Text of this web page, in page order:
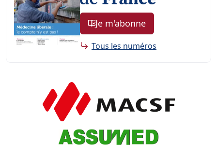
Je m'abonne
Tous les numéros